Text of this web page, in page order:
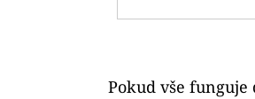
Pokud vše